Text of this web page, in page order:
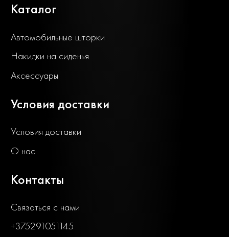
Каталог
Автомобильные шторки
Накидки на сиденья
Аксессуары
Условия доставки
Условия доставки
О нас
Контакты
Связаться с нами
+375291051145